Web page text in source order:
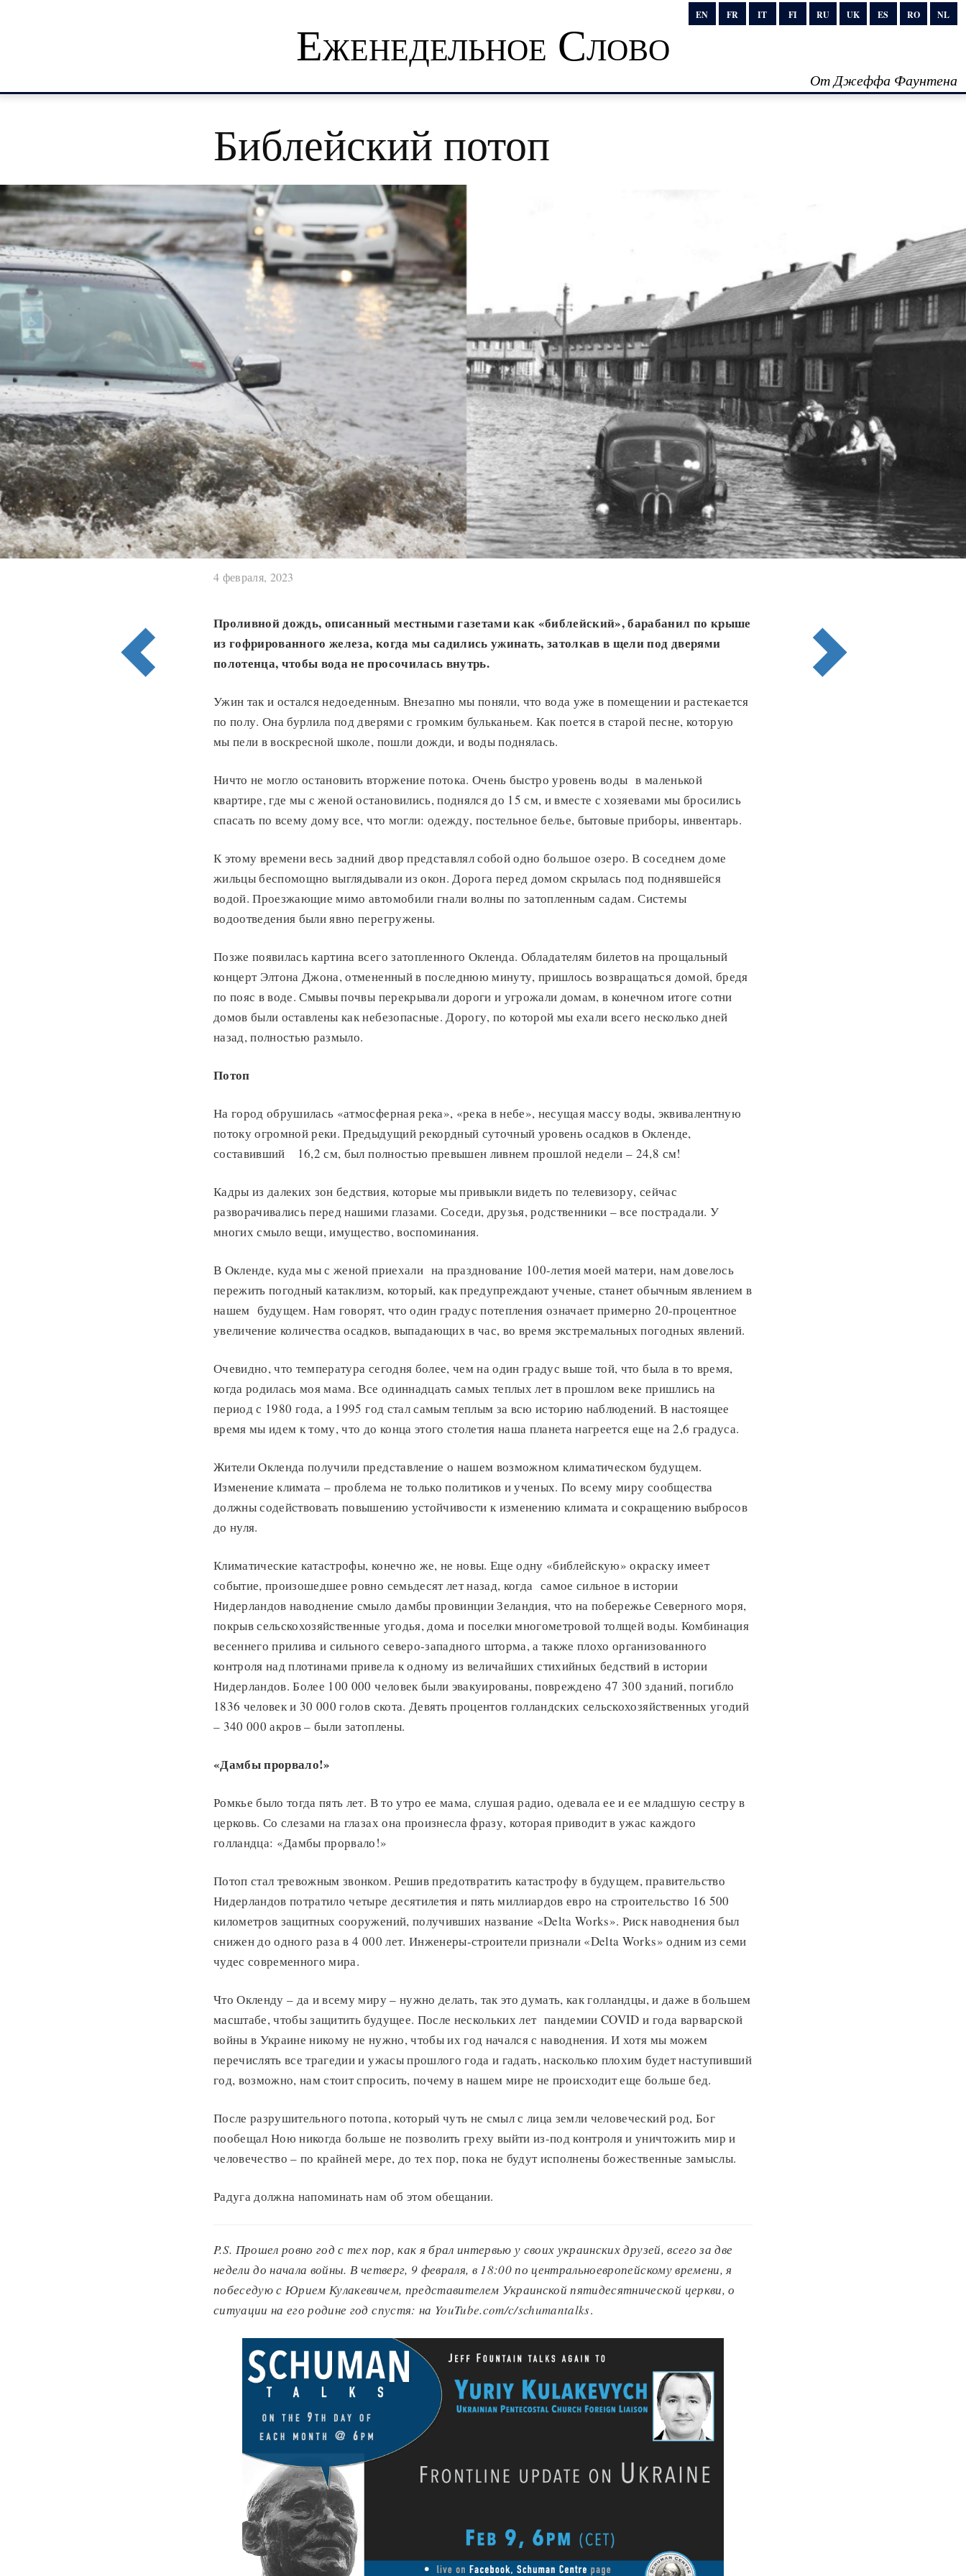
EN FR IT FI RU UK ES RO NL
Еженедельное Слово
От Джеффа Фаунтена
Библейский потоп
4 февраля, 2023
Проливной дождь, описанный местными газетами как «библейский», барабанил по крыше
из гофрированного железа, когда мы садились ужинать, затолкав в щели под дверями
полотенца, чтобы вода не просочилась внутрь.
Ужин так и остался недоеденным. Внезапно мы поняли, что вода уже в помещении и растекается
по полу. Она бурлила под дверями с громким бульканьем. Как поется в старой песне, которую
мы пели в воскресной школе, пошли дожди, и воды поднялась.
Ничто не могло остановить вторжение потока. Очень быстро уровень воды в маленькой
квартире, где мы с женой остановились, поднялся до 15 см, и вместе с хозяевами мы бросились
спасать по всему дому все, что могли: одежду, постельное белье, бытовые приборы, инвентарь.
К этому времени весь задний двор представлял собой одно большое озеро. В соседнем доме
жильцы беспомощно выглядывали из окон. Дорога перед домом скрылась под поднявшейся
водой. Проезжающие мимо автомобили гнали волны по затопленным садам. Системы
водоотведения были явно перегружены.
Позже появилась картина всего затопленного Окленда. Обладателям билетов на прощальный
концерт Элтона Джона, отмененный в последнюю минуту, пришлось возвращаться домой, бредя
по пояс в воде. Смывы почвы перекрывали дороги и угрожали домам, в конечном итоге сотни
домов были оставлены как небезопасные. Дорогу, по которой мы ехали всего несколько дней
назад, полностью размыло.
Потоп
На город обрушилась «атмосферная река», «река в небе», несущая массу воды, эквивалентную
потоку огромной реки. Предыдущий рекордный суточный уровень осадков в Окленде,
составивший 16,2 см, был полностью превышен ливнем прошлой недели – 24,8 см!
Кадры из далеких зон бедствия, которые мы привыкли видеть по телевизору, сейчас
разворачивались перед нашими глазами. Соседи, друзья, родственники – все пострадали. У
многих смыло вещи, имущество, воспоминания.
В Окленде, куда мы с женой приехали на празднование 100-летия моей матери, нам довелось
пережить погодный катаклизм, который, как предупреждают ученые, станет обычным явлением в
нашем будущем. Нам говорят, что один градус потепления означает примерно 20-процентное
увеличение количества осадков, выпадающих в час, во время экстремальных погодных явлений.
Очевидно, что температура сегодня более, чем на один градус выше той, что была в то время,
когда родилась моя мама. Все одиннадцать самых теплых лет в прошлом веке пришлись на
период с 1980 года, а 1995 год стал самым теплым за всю историю наблюдений. В настоящее
время мы идем к тому, что до конца этого столетия наша планета нагреется еще на 2,6 градуса.
Жители Окленда получили представление о нашем возможном климатическом будущем.
Изменение климата – проблема не только политиков и ученых. По всему миру сообщества
должны содействовать повышению устойчивости к изменению климата и сокращению выбросов
до нуля.
Климатические катастрофы, конечно же, не новы. Еще одну «библейскую» окраску имеет
событие, произошедшее ровно семьдесят лет назад, когда самое сильное в истории
Нидерландов наводнение смыло дамбы провинции Зеландия, что на побережье Северного моря,
покрыв сельскохозяйственные угодья, дома и поселки многометровой толщей воды. Комбинация
весеннего прилива и сильного северо-западного шторма, а также плохо организованного
контроля над плотинами привела к одному из величайших стихийных бедствий в истории
Нидерландов. Более 100 000 человек были эвакуированы, повреждено 47 300 зданий, погибло
1836 человек и 30 000 голов скота. Девять процентов голландских сельскохозяйственных угодий
– 340 000 акров – были затоплены.
«Дамбы прорвало!»
Ромкье было тогда пять лет. В то утро ее мама, слушая радио, одевала ее и ее младшую сестру в
церковь. Со слезами на глазах она произнесла фразу, которая приводит в ужас каждого
голландца: «Дамбы прорвало!»
Потоп стал тревожным звонком. Решив предотвратить катастрофу в будущем, правительство
Нидерландов потратило четыре десятилетия и пять миллиардов евро на строительство 16 500
километров защитных сооружений, получивших название «Delta Works». Риск наводнения был
снижен до одного раза в 4 000 лет. Инженеры-строители признали «Delta Works» одним из семи
чудес современного мира.
Что Окленду – да и всему миру – нужно делать, так это думать, как голландцы, и даже в большем
масштабе, чтобы защитить будущее. После нескольких лет пандемии COVID и года варварской
войны в Украине никому не нужно, чтобы их год начался с наводнения. И хотя мы можем
перечислять все трагедии и ужасы прошлого года и гадать, насколько плохим будет наступивший
год, возможно, нам стоит спросить, почему в нашем мире не происходит еще больше бед.
После разрушительного потопа, который чуть не смыл с лица земли человеческий род, Бог
пообещал Ною никогда больше не позволить греху выйти из-под контроля и уничтожить мир и
человечество – по крайней мере, до тех пор, пока не будут исполнены божественные замыслы.
Радуга должна напоминать нам об этом обещании.
P.S. Прошел ровно год с тех пор, как я брал интервью у своих украинских друзей, всего за две
недели до начала войны. В четверг, 9 февраля, в 18:00 по центральноевропейскому времени, я
побеседую с Юрием Кулакевичем, представителем Украинской пятидесятнической церкви, о
ситуации на его родине год спустя: на YouTube.com/c/schumantalks.